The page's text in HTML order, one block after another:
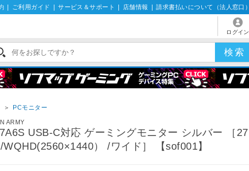
ご利用ガイド サービス＆サポート 店舗情報 請求書払いについて（法人窓口）
ログイン
＞ PCモニター
ARMY
USB-C対応 ゲーミングモニター シルバー ［27
WQHD(2560×1440） /ワイド］ 【sof001】